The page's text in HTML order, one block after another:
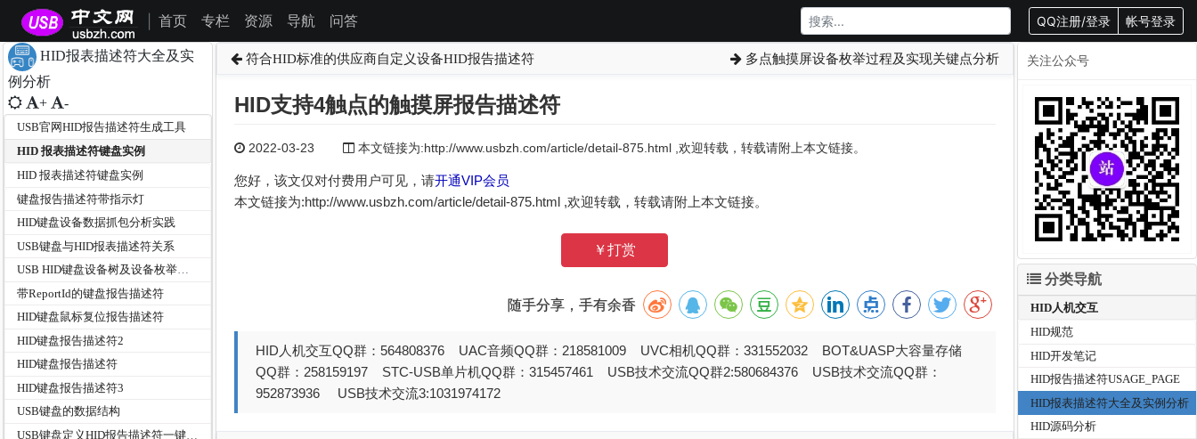
首页 专栏 资源 导航 问答 QQ注册/登录 帐号登录
HID报表描述符大全及实
例分析
+ -
USB官网HID报告描述符生成工具
HID 报表描述符键盘实例
HID 报表描述符键盘实例
键盘报告描述符带指示灯
HID键盘设备数据抓包分析实践
USB键盘与HID报表描述符关系
USB HID键盘设备树及设备枚举过程分析
带ReportId的键盘报告描述符
HID键盘鼠标复位报告描述符
HID键盘报告描述符2
HID键盘报告描述符
HID键盘报告描述符3
USB键盘的数据结构
符合HID标准的供应商自定义设备HID报告描述符 多点触摸屏设备枚举过程及实现关键点分析
HID支持4触点的触摸屏报告描述符
2022-03-23 本文链接为:http://www.usbzh.com/article/detail-875.html ,欢迎转载，转载请附上本文链接。
您好，该文仅对付费用户可见，请开通VIP会员
本文链接为:http://www.usbzh.com/article/detail-875.html ,欢迎转载，转载请附上本文链接。
￥打赏
随手分享，手有余香
HID人机交互QQ群：564808376 UAC音频QQ群：218581009 UVC相机QQ群：331552032 BOT&UASP大容量存储
QQ群：258159197 STC-USB单片机QQ群：315457461 USB技术交流QQ群2:580684376 USB技术交流QQ群：
952873936 USB技术交流3:1031974172
关注公众号
分类导航
HID人机交互
HID规范
HID开发笔记
HID报告描述符USAGE_PAGE
HID报表描述符大全及实例分析
HID源码分析